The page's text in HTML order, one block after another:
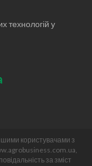
технологій у
користувачами з
за зміст